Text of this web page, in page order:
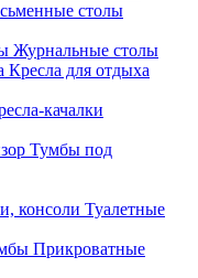
столы
Журнальные столы
Кресла для отдыха
качалки
Тумбы под
Туалетные
Прикроватные